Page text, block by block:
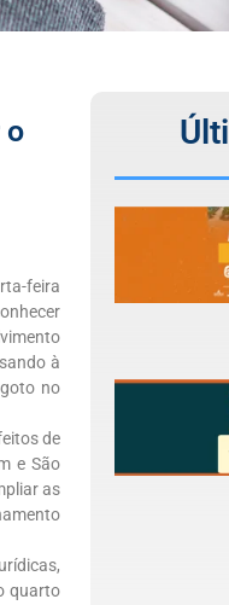
o
feira
à
no
de
e São
as
quarto